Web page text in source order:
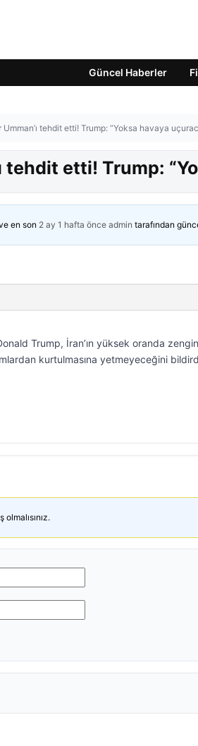
Güncel Haberler
Umman’ı tehdit etti! Trump: “Yoksa havaya
tehdit etti! Trump:
en son 2 ay 1 hafta önce admin tarafından
Trump, İran’ın yüksek oranda
kurtulmasına yetmeyeceğini